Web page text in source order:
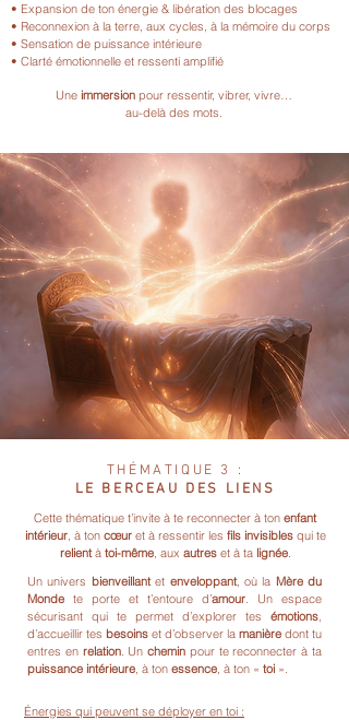
• Expansion de ton énergie & libération des blocages
• Reconnexion à la terre, aux cycles, à la mémoire du corps
• Sensation de puissance intérieure
• Clarté émotionnelle et ressenti amplifié
Une immersion pour ressentir, vibrer, vivre…
au-delà des mots.
THÉMATIQUE 3 :
LE BERCEAU DES LIENS
Cette thématique t’invite à te reconnecter à ton enfant
intérieur, à ton cœur et à ressentir les fils invisiblesqui te
relientà toi-même, aux autreset à ta lignée.
Un univers bienveillantet enveloppant, où la Mère du
Monde te porte et t’entoure d’amour. Un espace
sécurisant qui te permet d’explorer tes émotions,
d’accueillir tes besoins et d’observer la manière dont tu
entres en relation. Unchemin pour te reconnecter à ta
puissance intérieure, à ton essence, à ton « toi ».
Énergies qui peuvent se déployer en toi :